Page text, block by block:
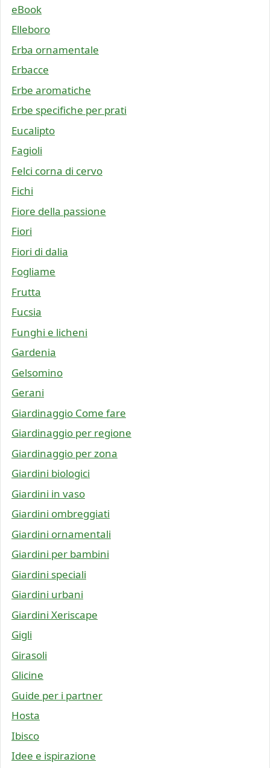
eBook
Elleboro
Erba ornamentale
Erbacce
Erbe aromatiche
Erbe specifiche per prati
Eucalipto
Fagioli
Felci corna di cervo
Fichi
Fiore della passione
Fiori
Fiori di dalia
Fogliame
Frutta
Fucsia
Funghi e licheni
Gardenia
Gelsomino
Gerani
Giardinaggio Come fare
Giardinaggio per regione
Giardinaggio per zona
Giardini biologici
Giardini in vaso
Giardini ombreggiati
Giardini ornamentali
Giardini per bambini
Giardini speciali
Giardini urbani
Giardini Xeriscape
Gigli
Girasoli
Glicine
Guide per i partner
Hosta
Ibisco
Idee e ispirazione